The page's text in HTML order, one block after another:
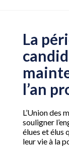
La
l’an
L’Union des
souligner
élues et élus
leur vie à la